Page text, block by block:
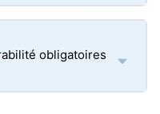
obligatoires